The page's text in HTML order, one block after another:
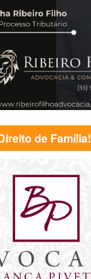
de Família!